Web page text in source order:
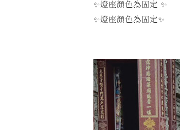
✨燈座顏色為固定 ✨
✨燈座顏色為固定✨